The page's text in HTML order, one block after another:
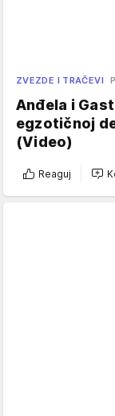
ZVEZDE I TRAČEVI
Anđela i
egzotičnoj
(Video)
Reaguj